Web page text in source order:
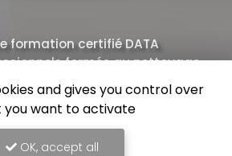
formation certifié DATA
formés au nettoyage
and gives you control over
you want to activate
OK, accept all